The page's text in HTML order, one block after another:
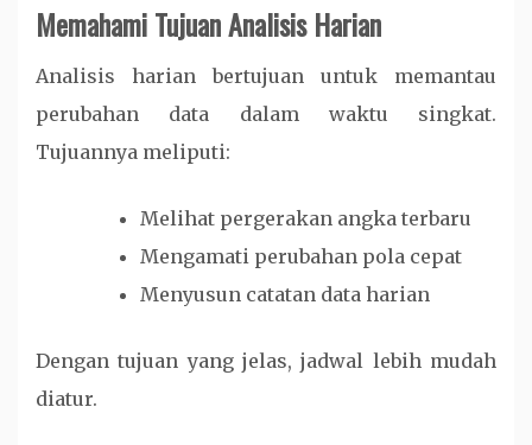
Memahami Tujuan Analisis Harian
Analisis harian bertujuan untuk memantau
perubahan data dalam waktu singkat.
Tujuannya meliputi:
Melihat pergerakan angka terbaru
Mengamati perubahan pola cepat
Menyusun catatan data harian
Dengan tujuan yang jelas, jadwal lebih mudah
diatur.